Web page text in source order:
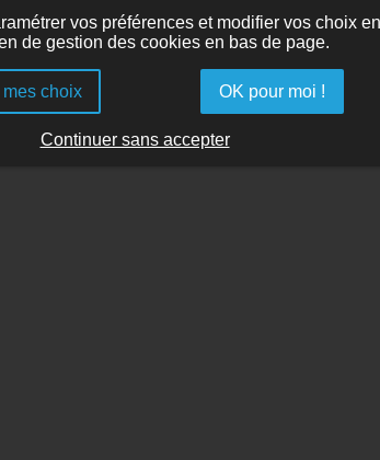
vos préférences et modifier vos choix en
de gestion des cookies en bas de page.
mes choix OK pour moi !
Continuer sans accepter